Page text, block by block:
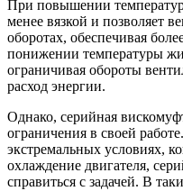
При повышении
менее вязкой и позволяет
оборотах, обеспечивая
понижении температуры
ограничивая обороты
расход энергии.
Однако, серийная
ограничения в своей
экстремальных условиях,
охлаждение двигателя,
справиться с задачей. В